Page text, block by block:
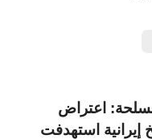
اعتراض
إيرانية استهدفت